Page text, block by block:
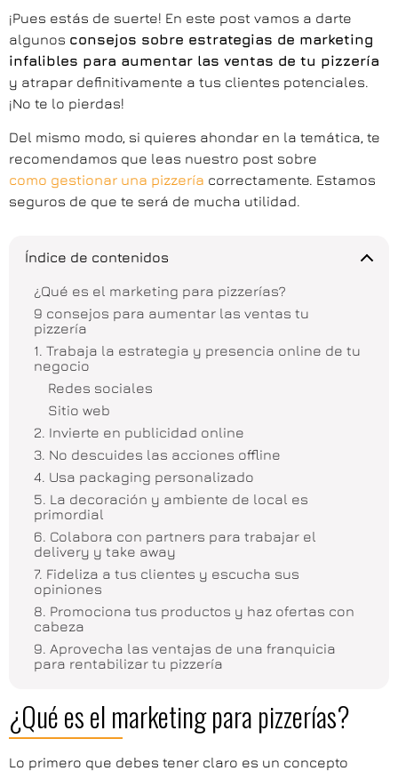
¡Pues estás de suerte! En este post vamos a darte
algunos consejos sobre estrategias de marketing
infalibles para aumentar las ventas de tu pizzería
y atrapar definitivamente a tus clientes potenciales.
¡No te lo pierdas!
Del mismo modo, si quieres ahondar en la temática, te
recomendamos que leas nuestro post sobre
como gestionar una pizzería correctamente. Estamos
seguros de que te será de mucha utilidad.
Índice de contenidos
¿Qué es el marketing para pizzerías?
9 consejos para aumentar las ventas tu
pizzería
1. Trabaja la estrategia y presencia online de tu
negocio
Redes sociales
Sitio web
2. Invierte en publicidad online
3. No descuides las acciones offline
4. Usa packaging personalizado
5. La decoración y ambiente de local es
primordial
6. Colabora con partners para trabajar el
delivery y take away
7. Fideliza a tus clientes y escucha sus
opiniones
8. Promociona tus productos y haz ofertas con
cabeza
9. Aprovecha las ventajas de una franquicia
para rentabilizar tu pizzería
¿Qué es el marketing para pizzerías?
Lo primero que debes tener claro es un concepto